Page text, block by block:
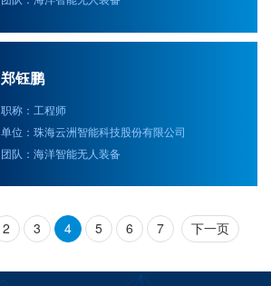
郑钰鹏
职称：工程师
单位：珠海云洲智能科技股份有限公司
团队：海洋智能无人装备
2 3 4 5 6 7 下一页